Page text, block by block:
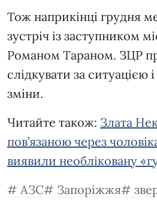
Тож наприкінці грудня
зустріч із заступником
Романом Тараном. ЗЦР
слідкувати за ситуацією
зміни.
Читайте також: Злата
пов’язаною через
виявили необліковану
АЗС
Запоріжжя